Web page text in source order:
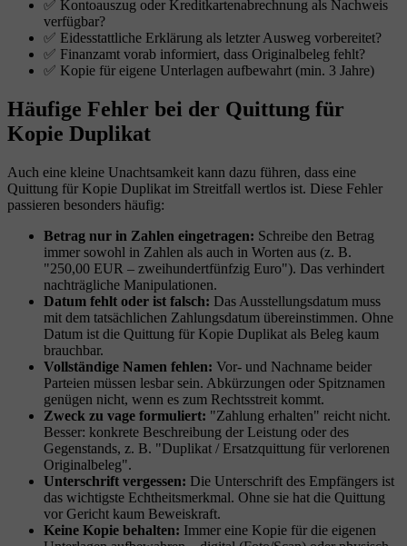
✅ Kontoauszug oder Kreditkartenabrechnung als Nachweis
verfügbar?
✅ Eidesstattliche Erklärung als letzter Ausweg vorbereitet?
✅ Finanzamt vorab informiert, dass Originalbeleg fehlt?
✅ Kopie für eigene Unterlagen aufbewahrt (min. 3 Jahre)
Häufige Fehler bei der Quittung für
Kopie Duplikat
Auch eine kleine Unachtsamkeit kann dazu führen, dass eine
Quittung für Kopie Duplikat im Streitfall wertlos ist. Diese Fehler
passieren besonders häufig:
Betrag nur in Zahlen eingetragen: Schreibe den Betrag
immer sowohl in Zahlen als auch in Worten aus (z. B.
"250,00 EUR – zweihundertfünfzig Euro"). Das verhindert
nachträgliche Manipulationen.
Datum fehlt oder ist falsch: Das Ausstellungsdatum muss
mit dem tatsächlichen Zahlungsdatum übereinstimmen. Ohne
Datum ist die Quittung für Kopie Duplikat als Beleg kaum
brauchbar.
Vollständige Namen fehlen: Vor- und Nachname beider
Parteien müssen lesbar sein. Abkürzungen oder Spitznamen
genügen nicht, wenn es zum Rechtsstreit kommt.
Zweck zu vage formuliert: "Zahlung erhalten" reicht nicht.
Besser: konkrete Beschreibung der Leistung oder des
Gegenstands, z. B. "Duplikat / Ersatzquittung für verlorenen
Originalbeleg".
Unterschrift vergessen: Die Unterschrift des Empfängers ist
das wichtigste Echtheitsmerkmal. Ohne sie hat die Quittung
vor Gericht kaum Beweiskraft.
Keine Kopie behalten: Immer eine Kopie für die eigenen